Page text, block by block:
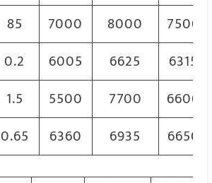
85 7000 8000
7500
0.2 6005 6625
6315
1.5 5500 7700
6600
0.65 6360 6935 6650